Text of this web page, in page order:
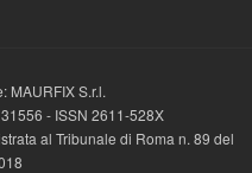
MAURFIX S.r.l.
- ISSN 2611-528X
al Tribunale di Roma n. 89 del